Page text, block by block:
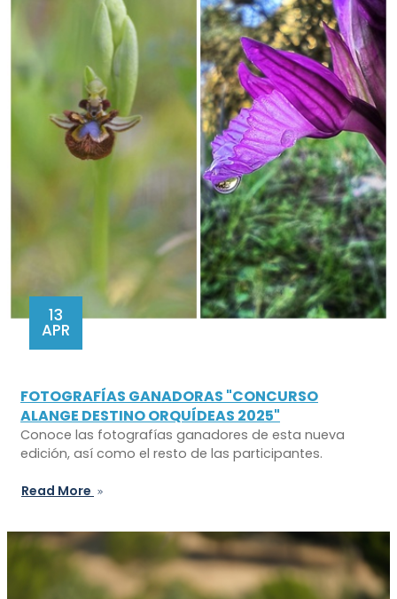
13
APR
FOTOGRAFÍAS GANADORAS "CONCURSO
ALANGE DESTINO ORQUÍDEAS 2025"
Conoce las fotografías ganadores de esta nueva
edición, así como el resto de las participantes.
Read More